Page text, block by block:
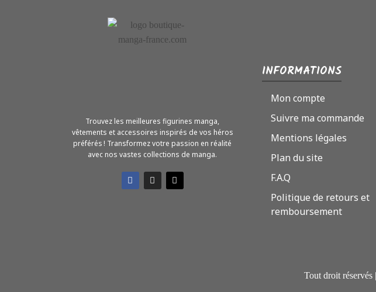
Trouvez les meilleures figurines manga,
vêtements et accessoires inspirés de vos héros
préférés ! Transformez votre passion en réalité
avec nos vastes collections de manga.
INFORMATIONS
Mon compte
Suivre ma commande
Mentions légales
Plan du site
F.A.Q
Politique de retours et
remboursement
Tout droit réservés